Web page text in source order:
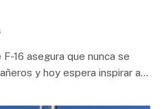
16 asegura que nunca se
y hoy espera inspirar a…